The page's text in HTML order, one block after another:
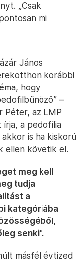
„Csak
mi
János
korábbi
hogy
–
Péter, az LMP
írja, a pedofília
is ha kiskorú
ellen követik el.
meg kell
tudja
a
kategóriába
senki”.
másfél évtized